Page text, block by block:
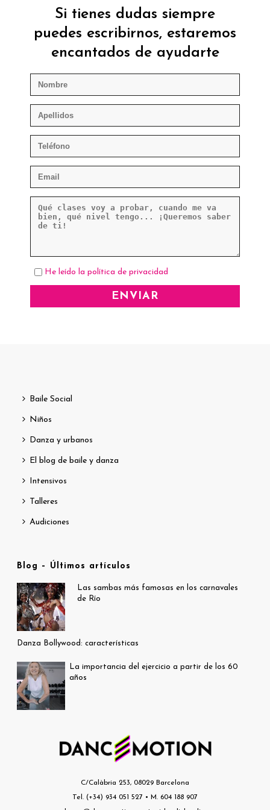
Si tienes dudas siempre
puedes escribirnos, estaremos
encantados de ayudarte
He leído la política de privacidad
Baile Social
Niños
Danza y urbanos
El blog de baile y danza
Intensivos
Talleres
Audiciones
Blog – Últimos artículos
Las sambas más famosas en los carnavales
de Río
Danza Bollywood: características
La importancia del ejercicio a partir de los 60
años
C/Calàbria 253, 08029 Barcelona
Tel. (+34) 934 051 527 • M. 604 188 907